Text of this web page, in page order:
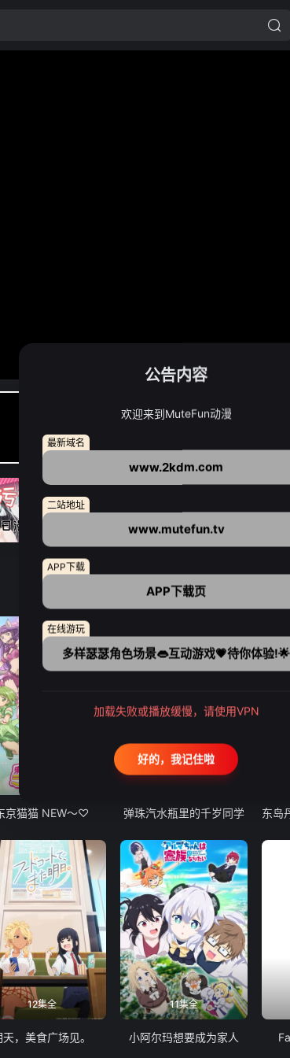
卡顿请翻墙(亚洲节点优先):
APP高速专线可前
点我下载APP（仅安卓/
京猫猫 NEW～♡
13集全
弹珠汽水瓶里的千岁同学
12集全
天，美食广场见。
11集全
小阿尔玛想要成为家人
公告内容
欢迎来到MuteFun动漫
最新域名
www.2kdm.com
二站地址
www.mutefun.tv
APP下载
APP下载页
在线游玩
多样瑟瑟角色场景👄互动游戏💗待你体验!🌟
加载失败或播放缓慢，请使用VPN
好的，我记住啦